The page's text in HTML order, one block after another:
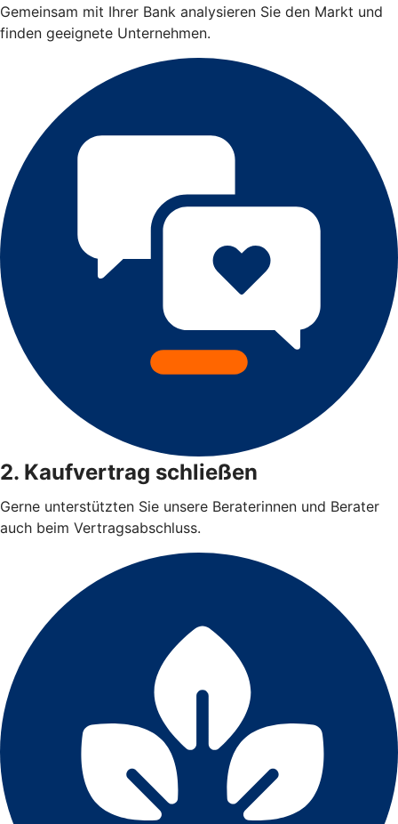
Gemeinsam mit Ihrer Bank analysieren Sie den Markt und
finden geeignete Unternehmen.
2. Kaufvertrag schließen
Gerne unterstützten Sie unsere Beraterinnen und Berater
auch beim Vertragsabschluss.